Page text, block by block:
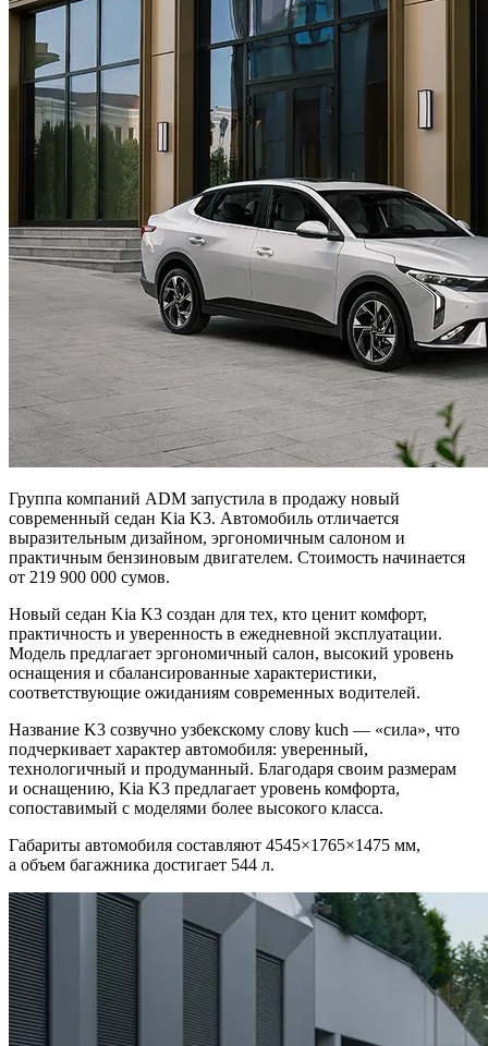
Группа компаний ADM запустила в продажу новый
современный седан Kia K3. Автомобиль отличается
выразительным дизайном, эргономичным салоном и
практичным бензиновым двигателем. Стоимость начинается
от 219 900 000 сумов.
Новый седан Kia K3 создан для тех, кто ценит комфорт,
практичность и уверенность в ежедневной эксплуатации.
Модель предлагает эргономичный салон, высокий уровень
оснащения и сбалансированные характеристики,
соответствующие ожиданиям современных водителей.
Название K3 созвучно узбекскому слову kuch — «сила», что
подчеркивает характер автомобиля: уверенный,
технологичный и продуманный. Благодаря своим размерам
и оснащению, Kia K3 предлагает уровень комфорта,
сопоставимый с моделями более высокого класса.
Габариты автомобиля составляют 4545×1765×1475 мм,
а объем багажника достигает 544 л.